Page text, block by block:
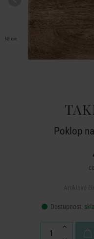
Poklop
Dostupnost: